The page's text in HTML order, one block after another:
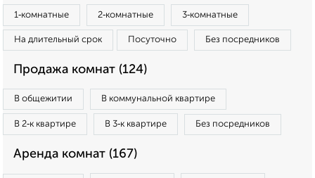
1‑комнатные 2‑комнатные 3‑комнатные
На длительный срок Посуточно Без посредников
Продажа комнат (124)
В общежитии В коммунальной квартире
В 2‑к квартире В 3‑к квартире Без посредников
Аренда комнат (167)